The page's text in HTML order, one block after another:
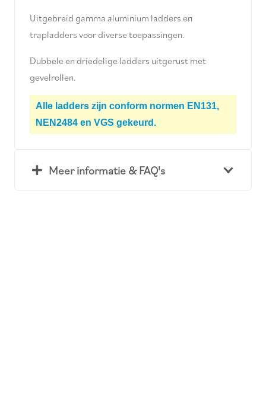
Uitgebreid gamma aluminium ladders en
trapladders voor diverse toepassingen.
Dubbele en driedelige ladders uitgerust met
gevelrollen.
Alle ladders zijn conform normen EN131,
NEN2484 en VGS gekeurd.
Meer informatie & FAQ's